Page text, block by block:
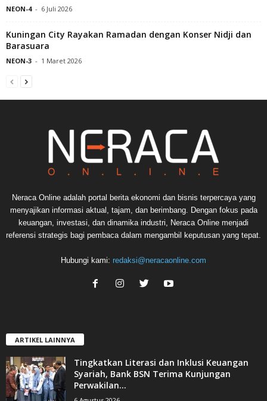
NEON-4 - 6 Juli 2026
Kuningan City Rayakan Ramadan dengan Konser Nidji dan
Barasuara
NEON-3 - 1 Maret 2026
Neraca Online adalah portal berita ekonomi dan bisnis terpercaya yang
menyajikan informasi aktual, tajam, dan berimbang. Dengan fokus pada
keuangan, investasi, dan dinamika industri, Neraca Online menjadi
referensi strategis bagi pembaca dalam mengambil keputusan yang tepat.
Hubungi kami: redaksi@neracaonline.com
ARTIKEL LAINNYA
Tingkatkan Literasi dan Inklusi Keuangan
Syariah, Bank BSN Terima Kunjungan
Perwakilan...